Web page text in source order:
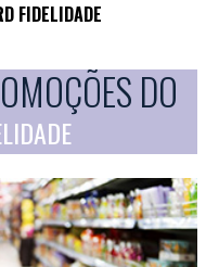
FIDELIDADE
DO